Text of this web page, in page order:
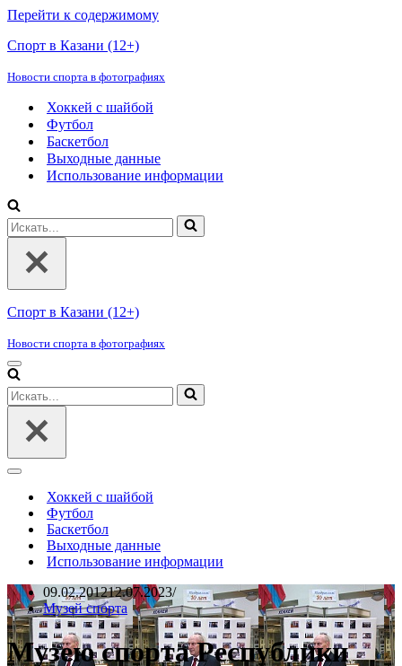
Перейти к содержимому
Спорт в Казани (12+)
Новости спорта в фотографиях
Хоккей с шайбой
Футбол
Баскетбол
Выходные данные
Использование информации
Искать...
Спорт в Казани (12+)
Новости спорта в фотографиях
Меню
навигации
Искать...
Меню
навигацииХоккей с шайбой
Футбол
Баскетбол
Выходные данные
Использование информации
09.02.201212.07.2023
Музей спорта
Музею спорта Республики